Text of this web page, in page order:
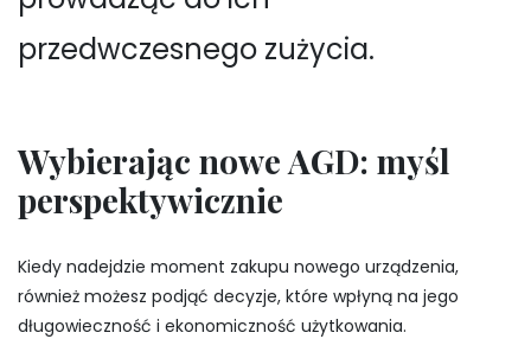
przedwczesnego zużycia.
Wybierając nowe AGD: myśl
perspektywicznie
Kiedy nadejdzie moment zakupu nowego urządzenia,
również możesz podjąć decyzje, które wpłyną na jego
długowieczność i ekonomiczność użytkowania.